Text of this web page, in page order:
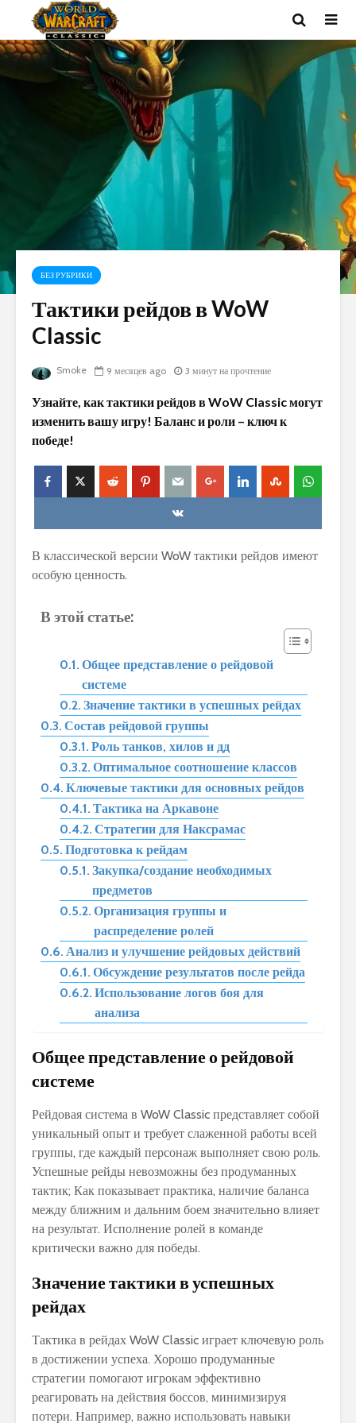
БЕЗ РУБРИКИ
Тактики рейдов в WoW
Classic
Smoke 9 месяцев ago 3 минут на прочтение
Узнайте, как тактики рейдов в WoW Classic могут
изменить вашу игру! Баланс и роли – ключ к
победе!
В классической версии WoW тактики рейдов имеют
особую ценность.
В этой статье:
Общее представление о рейдовой
системе
Значение тактики в успешных рейдах
Состав рейдовой группы
Роль танков‚ хилов и дд
Оптимальное соотношение классов
Ключевые тактики для основных рейдов
Тактика на Аркавоне
Стратегии для Наксрамас
Подготовка к рейдам
Закупка/создание необходимых
предметов
Организация группы и
распределение ролей
Анализ и улучшение рейдовых действий
Обсуждение результатов после рейда
Использование логов боя для
анализа
Общее представление о рейдовой
системе
Рейдовая система в WoW Classic представляет собой
уникальный опыт и требует слаженной работы всей
группы‚ где каждый персонаж выполняет свою роль.
Успешные рейды невозможны без продуманных
тактик; Как показывает практика‚ наличие баланса
между ближним и дальним боем значительно влияет
на результат. Исполнение ролей в команде
критически важно для победы.
Значение тактики в успешных
рейдах
Тактика в рейдах WoW Classic играет ключевую роль
в достижении успеха. Хорошо продуманные
стратегии помогают игрокам эффективно
реагировать на действия боссов‚ минимизируя
потери. Например‚ важно использовать навыки